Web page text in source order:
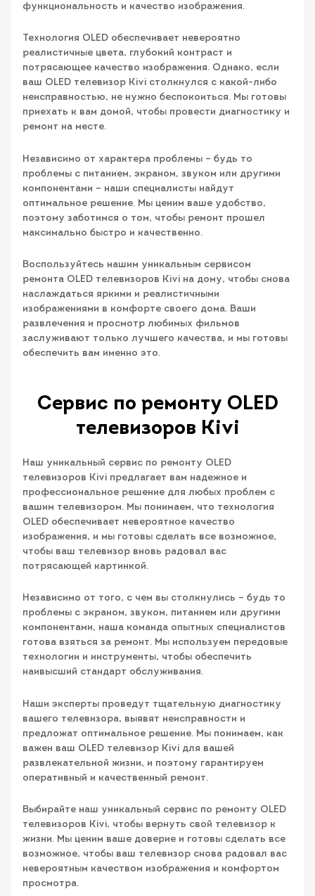
функциональность и качество изображения.
Технология OLED обеспечивает невероятно
реалистичные цвета, глубокий контраст и
потрясающее качество изображения. Однако, если
ваш OLED телевизор Kivi столкнулся с какой-либо
неисправностью, не нужно беспокоиться. Мы готовы
приехать к вам домой, чтобы провести диагностику и
ремонт на месте.
Независимо от характера проблемы – будь то
проблемы с питанием, экраном, звуком или другими
компонентами – наши специалисты найдут
оптимальное решение. Мы ценим ваше удобство,
поэтому заботимся о том, чтобы ремонт прошел
максимально быстро и качественно.
Воспользуйтесь нашим уникальным сервисом
ремонта OLED телевизоров Kivi на дому, чтобы снова
наслаждаться яркими и реалистичными
изображениями в комфорте своего дома. Ваши
развлечения и просмотр любимых фильмов
заслуживают только лучшего качества, и мы готовы
обеспечить вам именно это.
Сервис по ремонту OLED
телевизоров Kivi
Наш уникальный сервис по ремонту OLED
телевизоров Kivi предлагает вам надежное и
профессиональное решение для любых проблем с
вашим телевизором. Мы понимаем, что технология
OLED обеспечивает невероятное качество
изображения, и мы готовы сделать все возможное,
чтобы ваш телевизор вновь радовал вас
потрясающей картинкой.
Независимо от того, с чем вы столкнулись – будь то
проблемы с экраном, звуком, питанием или другими
компонентами, наша команда опытных специалистов
готова взяться за ремонт. Мы используем передовые
технологии и инструменты, чтобы обеспечить
наивысший стандарт обслуживания.
Наши эксперты проведут тщательную диагностику
вашего телевизора, выявят неисправности и
предложат оптимальное решение. Мы понимаем, как
важен ваш OLED телевизор Kivi для вашей
развлекательной жизни, и поэтому гарантируем
оперативный и качественный ремонт.
Выбирайте наш уникальный сервис по ремонту OLED
телевизоров Kivi, чтобы вернуть свой телевизор к
жизни. Мы ценим ваше доверие и готовы сделать все
возможное, чтобы ваш телевизор снова радовал вас
невероятным качеством изображения и комфортом
просмотра.